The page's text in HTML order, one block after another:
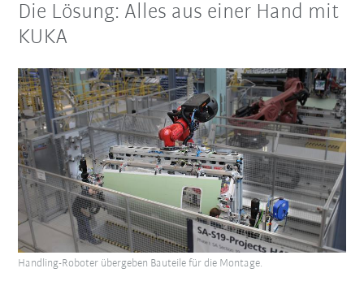
Die Lösung: Alles aus einer Hand mit
KUKA
Handling-Roboter übergeben Bauteile für die Montage.